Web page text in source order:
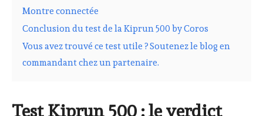
Montre connectée
Conclusion du test de la Kiprun 500 by Coros
Vous avez trouvé ce test utile ? Soutenez le blog en
commandant chez un partenaire.
Test Kiprun 500 : le verdict